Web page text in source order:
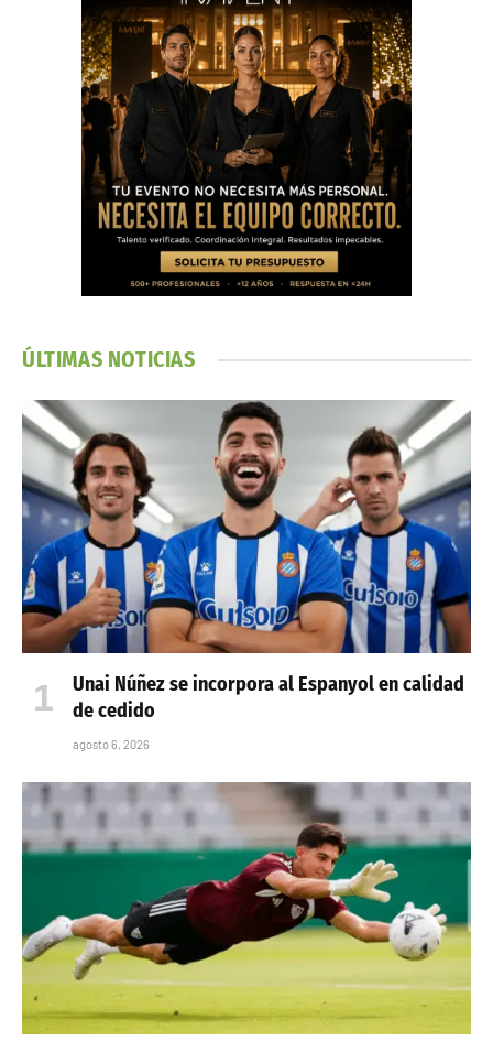
ÚLTIMAS NOTICIAS
Unai Núñez se incorpora al Espanyol en calidad
de cedido
agosto 6, 2026